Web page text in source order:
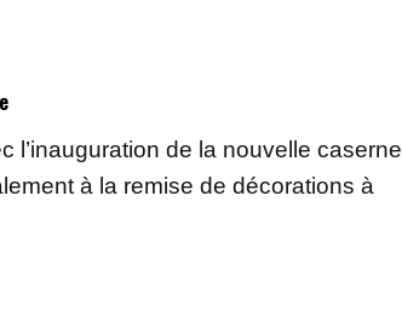
l’inauguration de la nouvelle caserne
à la remise de décorations à